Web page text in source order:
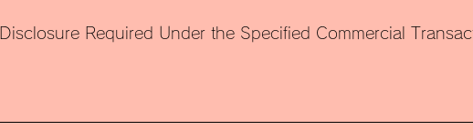
Disclosure Required Under the Specified Commercial